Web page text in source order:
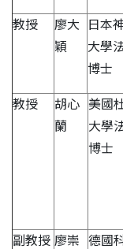
教授
廖大
穎
日本
大學
博士
教授
胡心
蘭
美國
大學
博士
副教授 廖崇
德國